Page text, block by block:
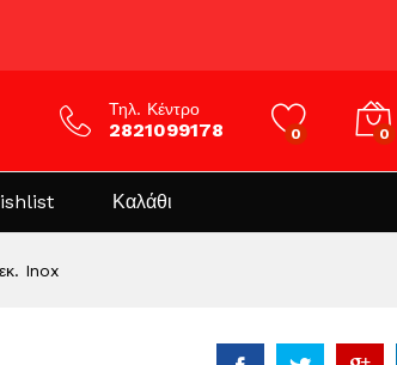
Τηλ. Κέντρο
2821099178 0 0
Καλάθι
Inox